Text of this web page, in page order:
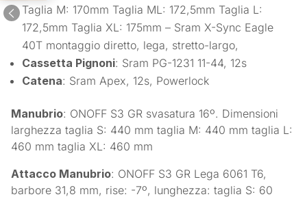
Taglia M: 170mm Taglia ML: 172,5mm Taglia L:
172,5mm Taglia XL: 175mm – Sram X-Sync Eagle
40T montaggio diretto, lega, stretto-largo,
Cassetta Pignoni: Sram PG-1231 11-44, 12s
Catena: Sram Apex, 12s, Powerlock
Manubrio: ONOFF S3 GR svasatura 16º. Dimensioni
larghezza taglia S: 440 mm taglia M: 440 mm taglia L:
460 mm taglia XL: 460 mm
Attacco Manubrio: ONOFF S3 GR Lega 6061 T6,
barbore 31,8 mm, rise: -7º, lunghezza: taglia S: 60